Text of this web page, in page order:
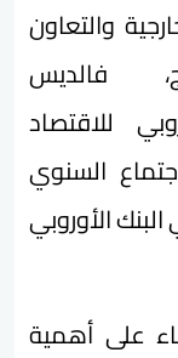
والتعاون
فالديس
للاقتصاد
السنوي
الأوروبي
على أهمية